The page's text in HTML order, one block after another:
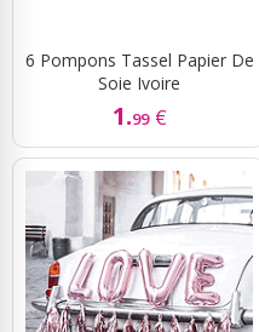
6 Pompons Tassel Papier De
Soie Ivoire
1.99 €